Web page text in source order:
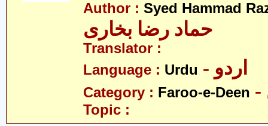
Author : Syed Hammad
حماد رضا بخاری
Translator :
Language : Urdu - اردو
Category : Faroo-e-Deen
Topic :